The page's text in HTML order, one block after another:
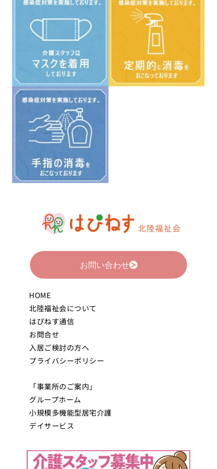
お問い合わせ
HOME
北陸福祉会について
はぴねす通信
お問合せ
入居ご検討の方へ
プライバシーポリシー
「事業所のご案内」
グループホーム
小規模多機能型居宅介護
デイサービス